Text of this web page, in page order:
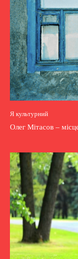
Я культурний
Олег Мітасов –